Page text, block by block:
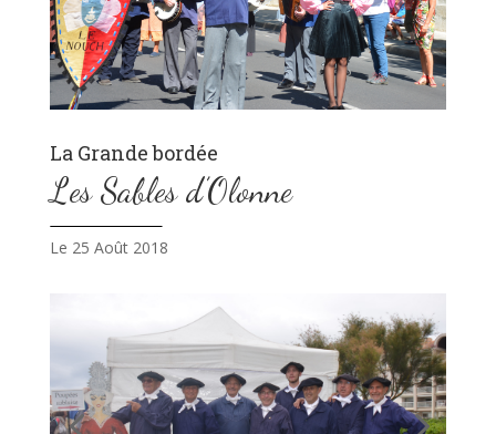
La Grande bordée
Les Sables d’Olonne
Le 25 Août 2018